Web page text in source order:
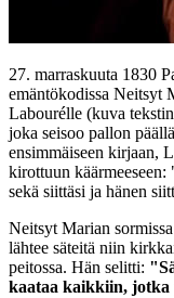
27. marraskuuta 1830
emäntökodissa Neitsyt
Labourélle (kuva
joka seisoo pallon
ensimmäiseen kirjaan,
kirottuun
sekä siittäsi ja hänen
Neitsyt Marian
lähtee säteitä niin
peitossa. Hän selitti:
kaataa kaikkiin,